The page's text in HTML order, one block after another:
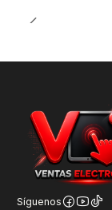
Síguenos